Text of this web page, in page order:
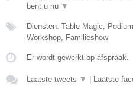
bent u nu ▼
Diensten: Table Magic,
Workshop, Familieshow
Er wordt gewerkt op afspraak.
Laatste tweets ▼ Laatste